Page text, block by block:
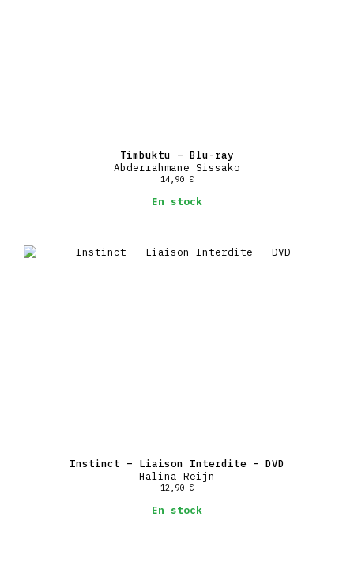
Timbuktu – Blu-ray
Abderrahmane Sissako
14,90 €
En stock
Instinct – Liaison Interdite – DVD
Halina Reijn
12,90 €
En stock